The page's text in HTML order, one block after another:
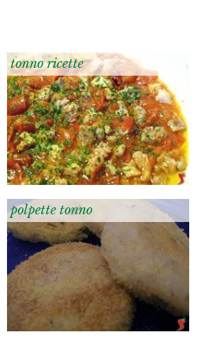
tonno ricette
polpette tonno